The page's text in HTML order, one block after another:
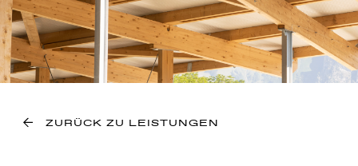
ZURÜCK ZU LEISTUNGEN